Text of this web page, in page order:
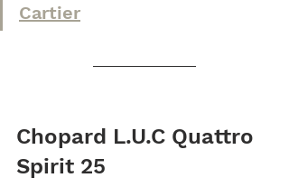
Cartier
Chopard L.U.C Quattro
Spirit 25